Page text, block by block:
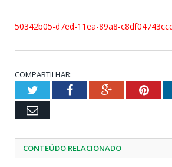
50342b05-d7ed-11ea-89a8-
COMPARTILHAR:
TwitterFacebookGoogle+
Email
CONTEÚDO RELACIONADO